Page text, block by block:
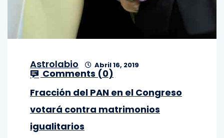
Astrolabio Abril 16, 2019
Comments (0)
Fracción del PAN en el Congreso
votará contra matrimonios
igualitarios